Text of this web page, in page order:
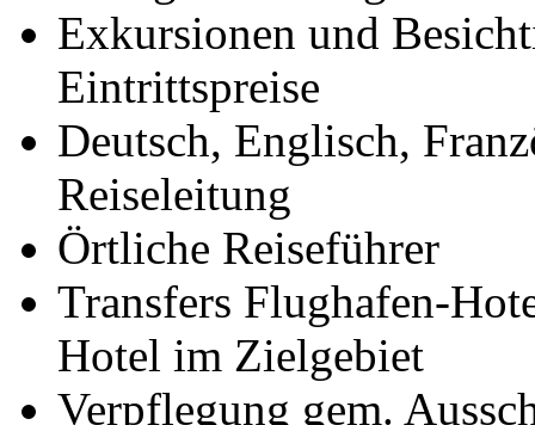
Exkursionen und
Eintrittspreise
Deutsch, Englisch,
Reiseleitung
Örtliche Reiseführer
Transfers Flughafen-
Hotel im Zielgebiet
Verpflegung gem.